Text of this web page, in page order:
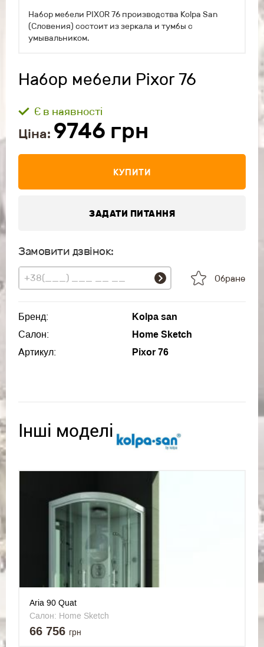
Набор мебели PIXOR 76 производства Kolpa San
(Словения) состоит из зеркала и тумбы с
умывальником.
Набор мебели Pixor 76
Є в наявності
Ціна: 9746 грн
КУПИТИ
ЗАДАТИ ПИТАННЯ
Замовити дзвінок:
Обране
Бренд:
Kolpa san
Салон:
Home Sketch
Артикул:
Pixor 76
Інші моделі
Aria 90 Quat
Салон: Home Sketch
66 756 грн